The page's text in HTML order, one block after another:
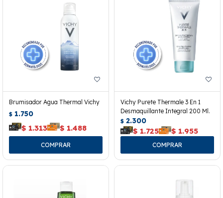
Brumisador Agua Thermal Vichy
$ 1.750
$ 1.313 $ 1.488
Vichy Purete Thermale 3 En 1
Desmaquillante Integral 200 Ml.
$ 2.300
$ 1.725 $ 1.955